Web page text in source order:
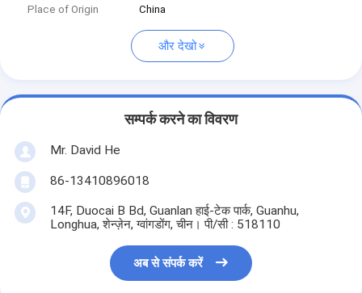
Place of Origin
China
और देखो
सम्पर्क करने का विवरण
Mr. David He
86-13410896018
14F, Duocai B Bd, Guanlan हाई-टेक पार्क, Guanhu,
Longhua, शेन्ज़ेन, ग्वांगडोंग, चीन। पी/सी : 518110
अब से संपर्क करें